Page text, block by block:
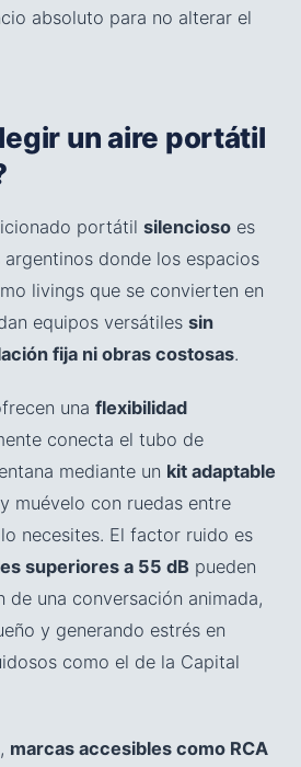
absoluto para no alterar el
un aire portátil
portátil silencioso es
argentinos donde los espacios
livings que se convierten en
equipos versátiles sin
fija ni obras costosas.
una flexibilidad
conecta el tubo de
mediante un kit adaptable
muévelo con ruedas entre
necesites. El factor ruido es
superiores a 55 dB pueden
de una conversación animada,
y generando estrés en
como el de la Capital
marcas accesibles como RCA